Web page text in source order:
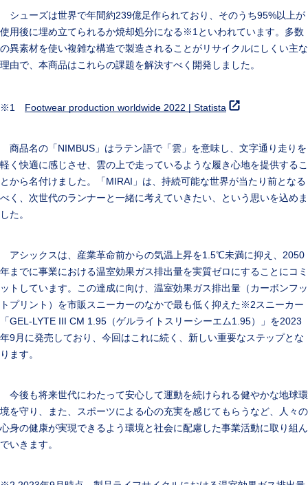
シューズは世界で年間約239億足作られており、そのうち95%以上が
使用後に埋め立てられるか焼却処分になる※1といわれています。多数
の異素材を使い複雑な構造で製造されることがリサイクルにしくい主な
理由で、本商品はこれらの課題を解決すべく開発しました。
※1 Footwear production worldwide 2022 | Statista
商品名の「NIMBUS」はラテン語で「雲」を意味し、文字通り走りを
軽く快適に感じさせ、雲の上で走っているような履き心地を提供するこ
とから名付けました。「MIRAI」は、持続可能な世界が当たり前となる
べく、次世代のランナーと一緒に考えていきたい、という思いを込めま
した。
アシックスは、産業革命前からの気温上昇を1.5℃未満に抑え、2050
年までに事業における温室効果ガス排出量を実質ゼロにすることにコミ
ットしています。この達成に向け、温室効果ガス排出量（カーボンフッ
トプリント）を市販スニーカーのなかで最も低く抑えた※2スニーカー
「GEL-LYTE III CM 1.95（ゲルライトスリーシーエム1.95）」を2023
年9月に発売しており、今回はこれに続く、新しい重要なステップとな
ります。
今後も将来世代にわたって安心して運動を続けられる健やかな地球環
境を守り、また、スポーツによる心の充実を感じてもらうなど、人々の
心身の健康が実現できるよう環境と社会に配慮した事業活動に取り組ん
でいきます。